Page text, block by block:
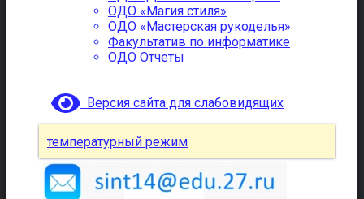
ОДО «Магия стиля»
ОДО «Мастерская рукоделья»
Факультатив по информатике
ОДО Отчеты
Версия сайта для слабовидящих
температурный режим